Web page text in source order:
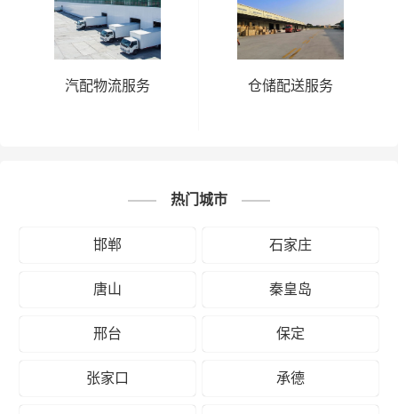
汽配物流服务 仓储配送服务
热门城市
邯郸 石家庄
唐山 秦皇岛
邢台 保定
张家口 承德